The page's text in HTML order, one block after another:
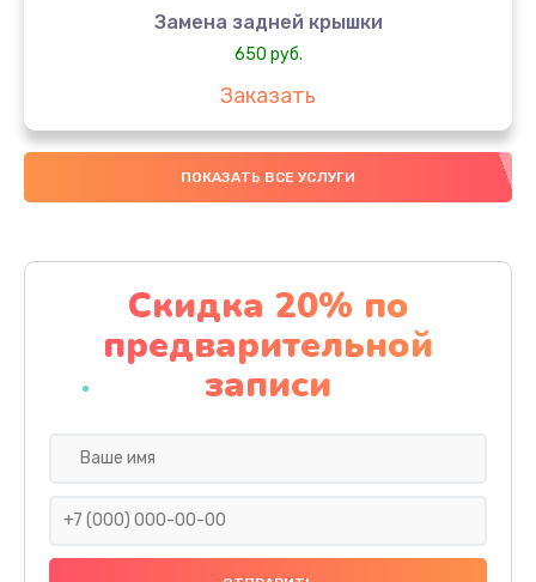
Замена задней крышки
650 руб.
Заказать
Замена аккумулятора
4000 руб.
Замена материнской платы
1100 руб.
Заказать
Замена праймера
ПОКАЗАТЬ ВСЕ УСЛУГИ
Скидка 20% по
предварительной
записи